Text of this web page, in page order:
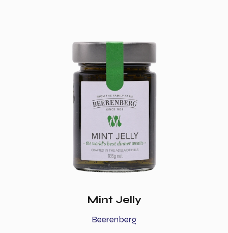
Mint Jelly
Beerenberg